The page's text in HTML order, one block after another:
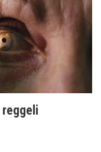
reggeli